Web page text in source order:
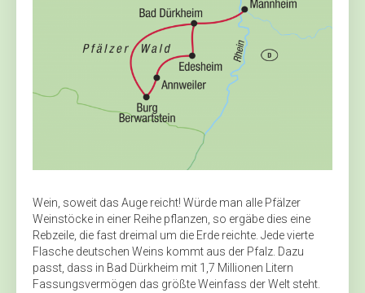
Wein, soweit das Auge reicht! Würde man alle Pfälzer
Weinstöcke in einer Reihe pflanzen, so ergäbe dies eine
Rebzeile, die fast dreimal um die Erde reichte. Jede vierte
Flasche deutschen Weins kommt aus der Pfalz. Dazu
passt, dass in Bad Dürkheim mit 1,7 Millionen Litern
Fassungsvermögen das größte Weinfass der Welt steht.